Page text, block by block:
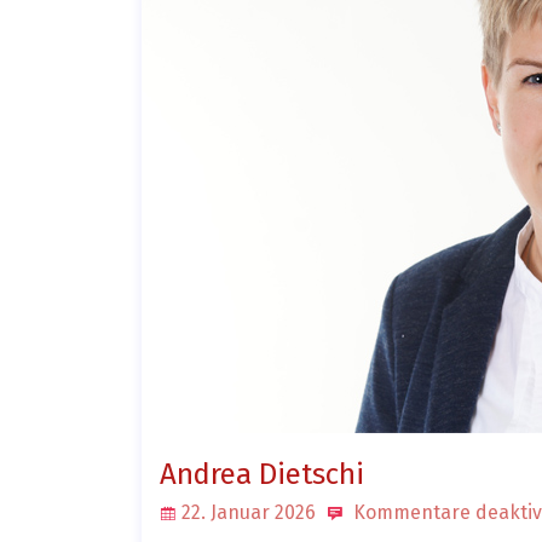
Andrea Dietschi
22. Januar 2026 Kommentare